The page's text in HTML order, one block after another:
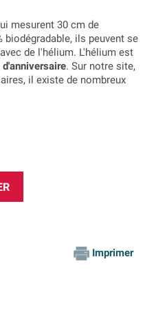
mesurent 30 cm de
biodégradable, ils peuvent se
de l'hélium. L'hélium est
. Sur notre site,
il existe de nombreux
Imprimer